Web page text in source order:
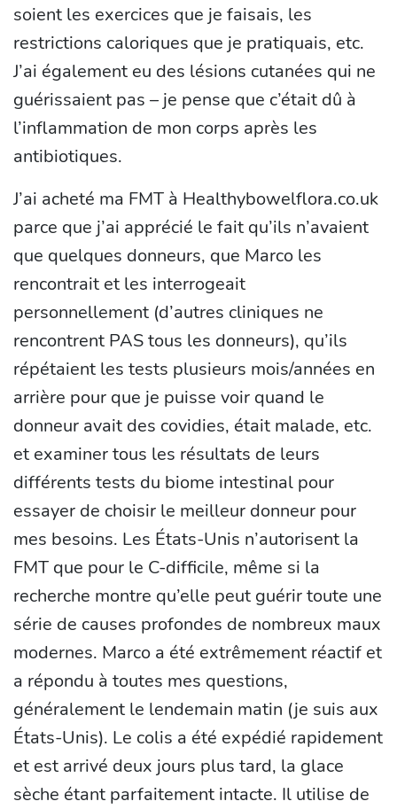
soient les exercices que je faisais, les
restrictions caloriques que je pratiquais, etc.
J’ai également eu des lésions cutanées qui ne
guérissaient pas – je pense que c’était dû à
l’inflammation de mon corps après les
antibiotiques.
J’ai acheté ma FMT à Healthybowelflora.co.uk
parce que j’ai apprécié le fait qu’ils n’avaient
que quelques donneurs, que Marco les
rencontrait et les interrogeait
personnellement (d’autres cliniques ne
rencontrent PAS tous les donneurs), qu’ils
répétaient les tests plusieurs mois/années en
arrière pour que je puisse voir quand le
donneur avait des covidies, était malade, etc.
et examiner tous les résultats de leurs
différents tests du biome intestinal pour
essayer de choisir le meilleur donneur pour
mes besoins. Les États-Unis n’autorisent la
FMT que pour le C-difficile, même si la
recherche montre qu’elle peut guérir toute une
série de causes profondes de nombreux maux
modernes. Marco a été extrêmement réactif et
a répondu à toutes mes questions,
généralement le lendemain matin (je suis aux
États-Unis). Le colis a été expédié rapidement
et est arrivé deux jours plus tard, la glace
sèche étant parfaitement intacte. Il utilise de